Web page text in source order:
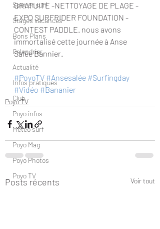
Spot et surf
Stages vacances
Bons Plans
Calendrier
Actualité
Infos pratiques
Club
Poyo infos
Météo surf
Poyo Mag
Poyo Photos
Poyo TV
GRATUITE -NETTOYAGE DE PLAGE -
EXPO SURFRIDER FOUNDATION -
CONTEST PADDLE. nous avons
immortalisé cette journée à Anse
Salée Bannier.
#PoyoTV #Ansesalée #Surfingday
#Vidéo #Bananier
Poyo TV
Posts récents Voir tout